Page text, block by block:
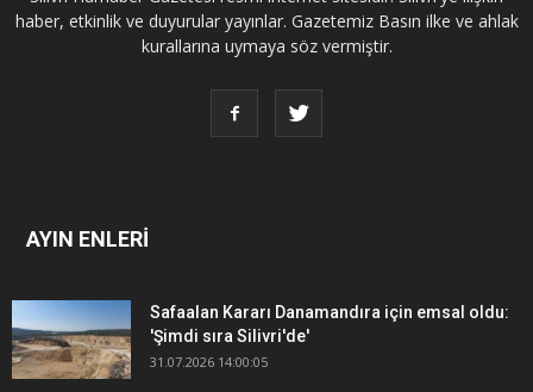
haber, etkinlik ve duyurular yayınlar. Gazetemiz Basın ilke ve ahlak
kurallarına uymaya söz vermiştir.
AYIN ENLERİ
Safaalan Kararı Danamandıra için emsal oldu:
'Şimdi sıra Silivri'de'
31.07.2026 14:00:05